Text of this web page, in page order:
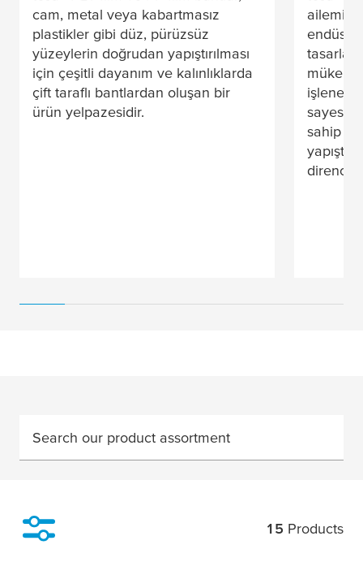
cam, metal veya kabartmasız
plastikler gibi düz, pürüzsüz
yüzeylerin doğrudan yapıştırılması
için çeşitli dayanım ve kalınlıklarda
çift taraflı bantlardan oluşan bir
ürün yelpazesidir.
ailemiz,
sahip
direnci
Search our product assortment
15 Products